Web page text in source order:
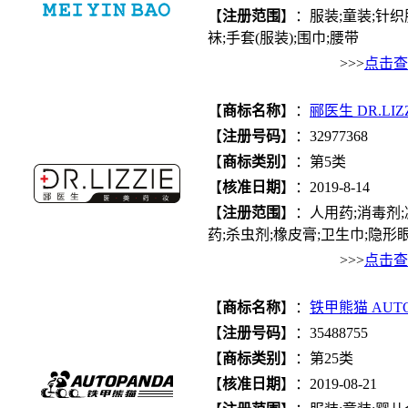
【注册范围】：服装;童装;针
袜;手套(服装);围巾;腰带
>>>点击
【商标名称】： 郦医生
【注册号码】：32977368
【商标类别 】：第5类
【核准日期】：2019-8-14
【注册范围】：人用药;消毒剂
药;杀虫剂;橡皮膏;卫生巾;隐形
>>>点击
【商标名称】： 铁甲熊猫
【注册号码】：35488755
【商标类别 】：第25类
【核准日期】：2019-08-21